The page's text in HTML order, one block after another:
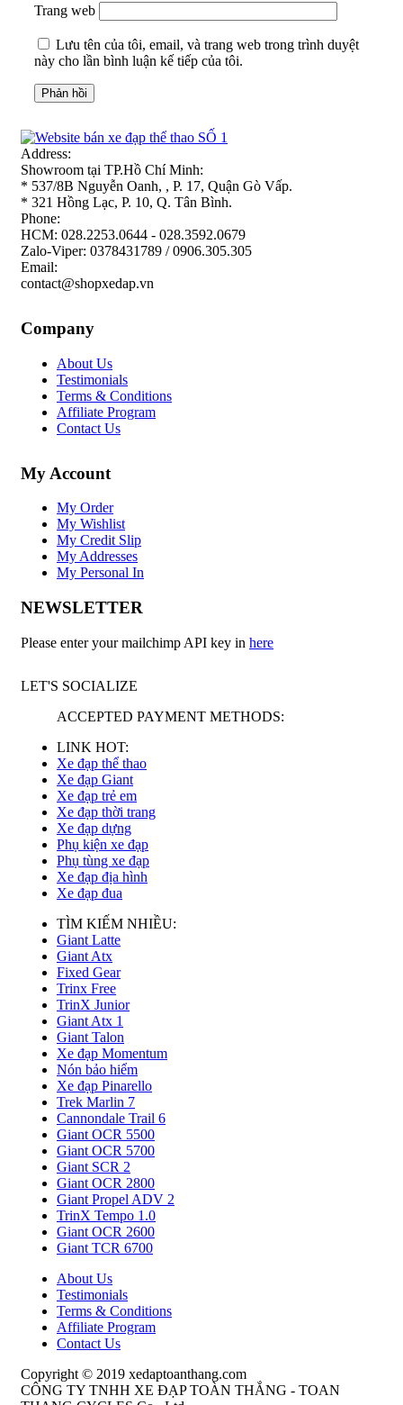
Trang web
Lưu tên của tôi, email, và trang web trong trình duyệt
này cho lần bình luận kế tiếp của tôi.
Address:
Showroom tại TP.Hồ Chí Minh:
* 537/8B Nguyễn Oanh, , P. 17, Quận Gò Vấp.
* 321 Hồng Lạc, P. 10, Q. Tân Bình.
Phone:
HCM: 028.2253.0644 - 028.3592.0679
Zalo-Viper: 0378431789 / 0906.305.305
Email:
contact@shopxedap.vn
Company
About Us
Testimonials
Terms & Conditions
Affiliate Program
Contact Us
My Account
My Order
My Wishlist
My Credit Slip
My Addresses
My Personal In
NEWSLETTER
Please enter your mailchimp API key in here
LET'S SOCIALIZE
ACCEPTED PAYMENT METHODS:
LINK HOT:
Xe đạp thể thao
Xe đạp Giant
Xe đạp trẻ em
Xe đạp thời trang
Xe đạp dựng
Phụ kiện xe đạp
Phụ tùng xe đạp
Xe đạp địa hình
Xe đạp đua
TÌM KIẾM NHIỀU:
Giant Latte
Giant Atx
Fixed Gear
Trinx Free
TrinX Junior
Giant Atx 1
Giant Talon
Xe đạp Momentum
Nón bảo hiểm
Xe đạp Pinarello
Trek Marlin 7
Cannondale Trail 6
Giant OCR 5500
Giant OCR 5700
Giant SCR 2
Giant OCR 2800
Giant Propel ADV 2
TrinX Tempo 1.0
Giant OCR 2600
Giant TCR 6700
About Us
Testimonials
Terms & Conditions
Affiliate Program
Contact Us
Copyright © 2019 xedaptoanthang.com
CÔNG TY TNHH XE ĐẠP TOÀN THẮNG - TOAN